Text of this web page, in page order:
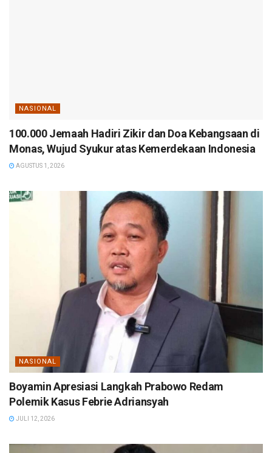
NASIONAL
100.000 Jemaah Hadiri Zikir dan Doa Kebangsaan di
Monas, Wujud Syukur atas Kemerdekaan Indonesia
AGUSTUS 1, 2026
NASIONAL
Boyamin Apresiasi Langkah Prabowo Redam
Polemik Kasus Febrie Adriansyah
JULI 12, 2026